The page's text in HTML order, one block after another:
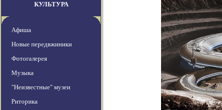
КУЛЬТУРА
Афиша
Новые передвжиники
Фотогалерея
Музыка
"Неизвестные" музеи
Риторика